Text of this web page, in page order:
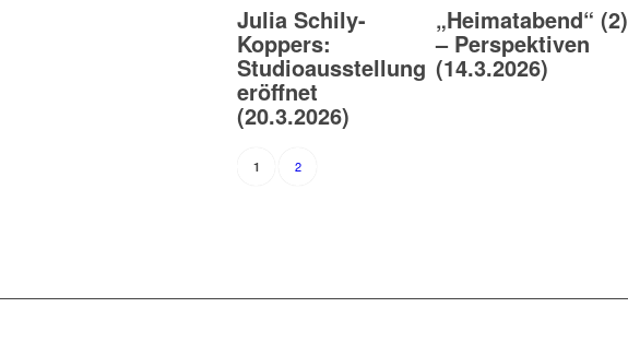
Julia Schily-
Koppers:
Studioausstellung
eröffnet
(20.3.2026)
„Heimatabend“ (2)
– Perspektiven
(14.3.2026)
1 2